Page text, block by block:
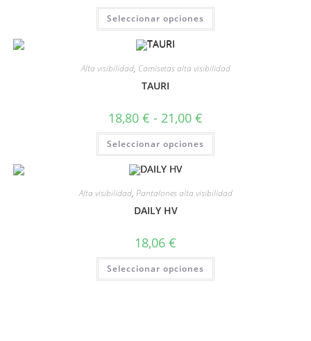
Seleccionar opciones
Alta visibilidad, Camisetas alta visibilidad
TAURI
18,80 € - 21,00 €
Seleccionar opciones
Alta visibilidad, Pantalones alta visibilidad
DAILY HV
18,06 €
Seleccionar opciones